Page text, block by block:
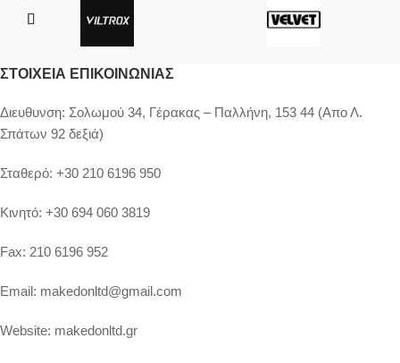
ΣΤΟΙΧΕΊΑ ΕΠΙΚΟΙΝΩΝΊΑΣ
Διευθυνση: Σολωμού 34, Γέρακας – Παλλήνη, 153 44 (Απο Λ.
Σπάτων 92 δεξιά)
Σταθερό: +30 210 6196 950
Κινητό: +30 694 060 3819
Fax: 210 6196 952
Email: makedonltd@gmail.com
Website: makedonltd.gr